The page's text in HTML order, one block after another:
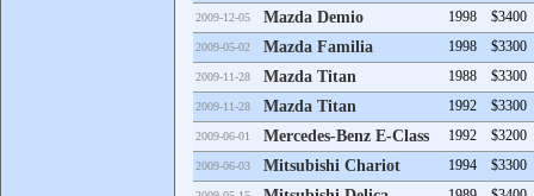
2009-12-05 Mazda Demio 1998 $3400
2009-05-02 Mazda Familia 1998 $3300
2009-11-28 Mazda Titan 1988 $3300
2009-11-28 Mazda Titan 1992 $3300
2009-06-01 Mercedes-Benz E-Class 1992 $3200
2009-06-03 Mitsubishi Chariot 1994 $3300